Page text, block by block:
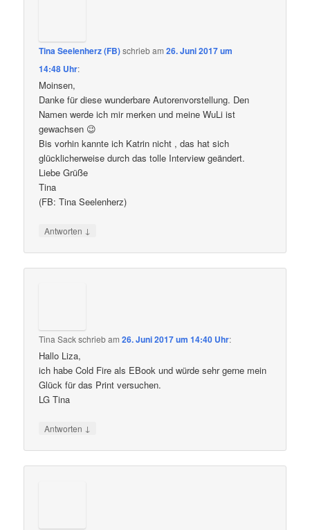
Tina Seelenherz (FB)schriebam26. Juni 2017 um
14:48 Uhr:
Moinsen,
Danke für diese wunderbare Autorenvorstellung. Den
Namen werde ich mir merken und meine WuLi ist
gewachsen 😉
Bis vorhin kannte ich Katrin nicht , das hat sich
glücklicherweise durch das tolle Interview geändert.
Liebe Grüße
Tina
(FB: Tina Seelenherz)
Antworten ↓
Tina Sackschriebam26. Juni 2017 um 14:40 Uhr:
Hallo Liza,
ich habe Cold Fire als EBook und würde sehr gerne mein
Glück für das Print versuchen.
LG Tina
Antworten ↓